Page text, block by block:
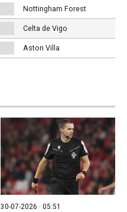
Nottingham Forest
Celta de Vigo
Aston Villa
30-07-2026 · 05:51